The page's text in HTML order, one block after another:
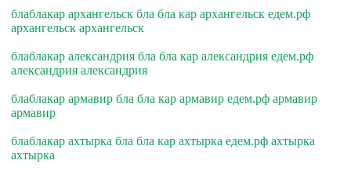
блаблакар архангельск бла бла кар архангельск едем.рф
архангельск архангельск
блаблакар александрия бла бла кар александрия едем.рф
александрия александрия
блаблакар армавир бла бла кар армавир едем.рф армавир
армавир
блаблакар ахтырка бла бла кар ахтырка едем.рф ахтырка
ахтырка